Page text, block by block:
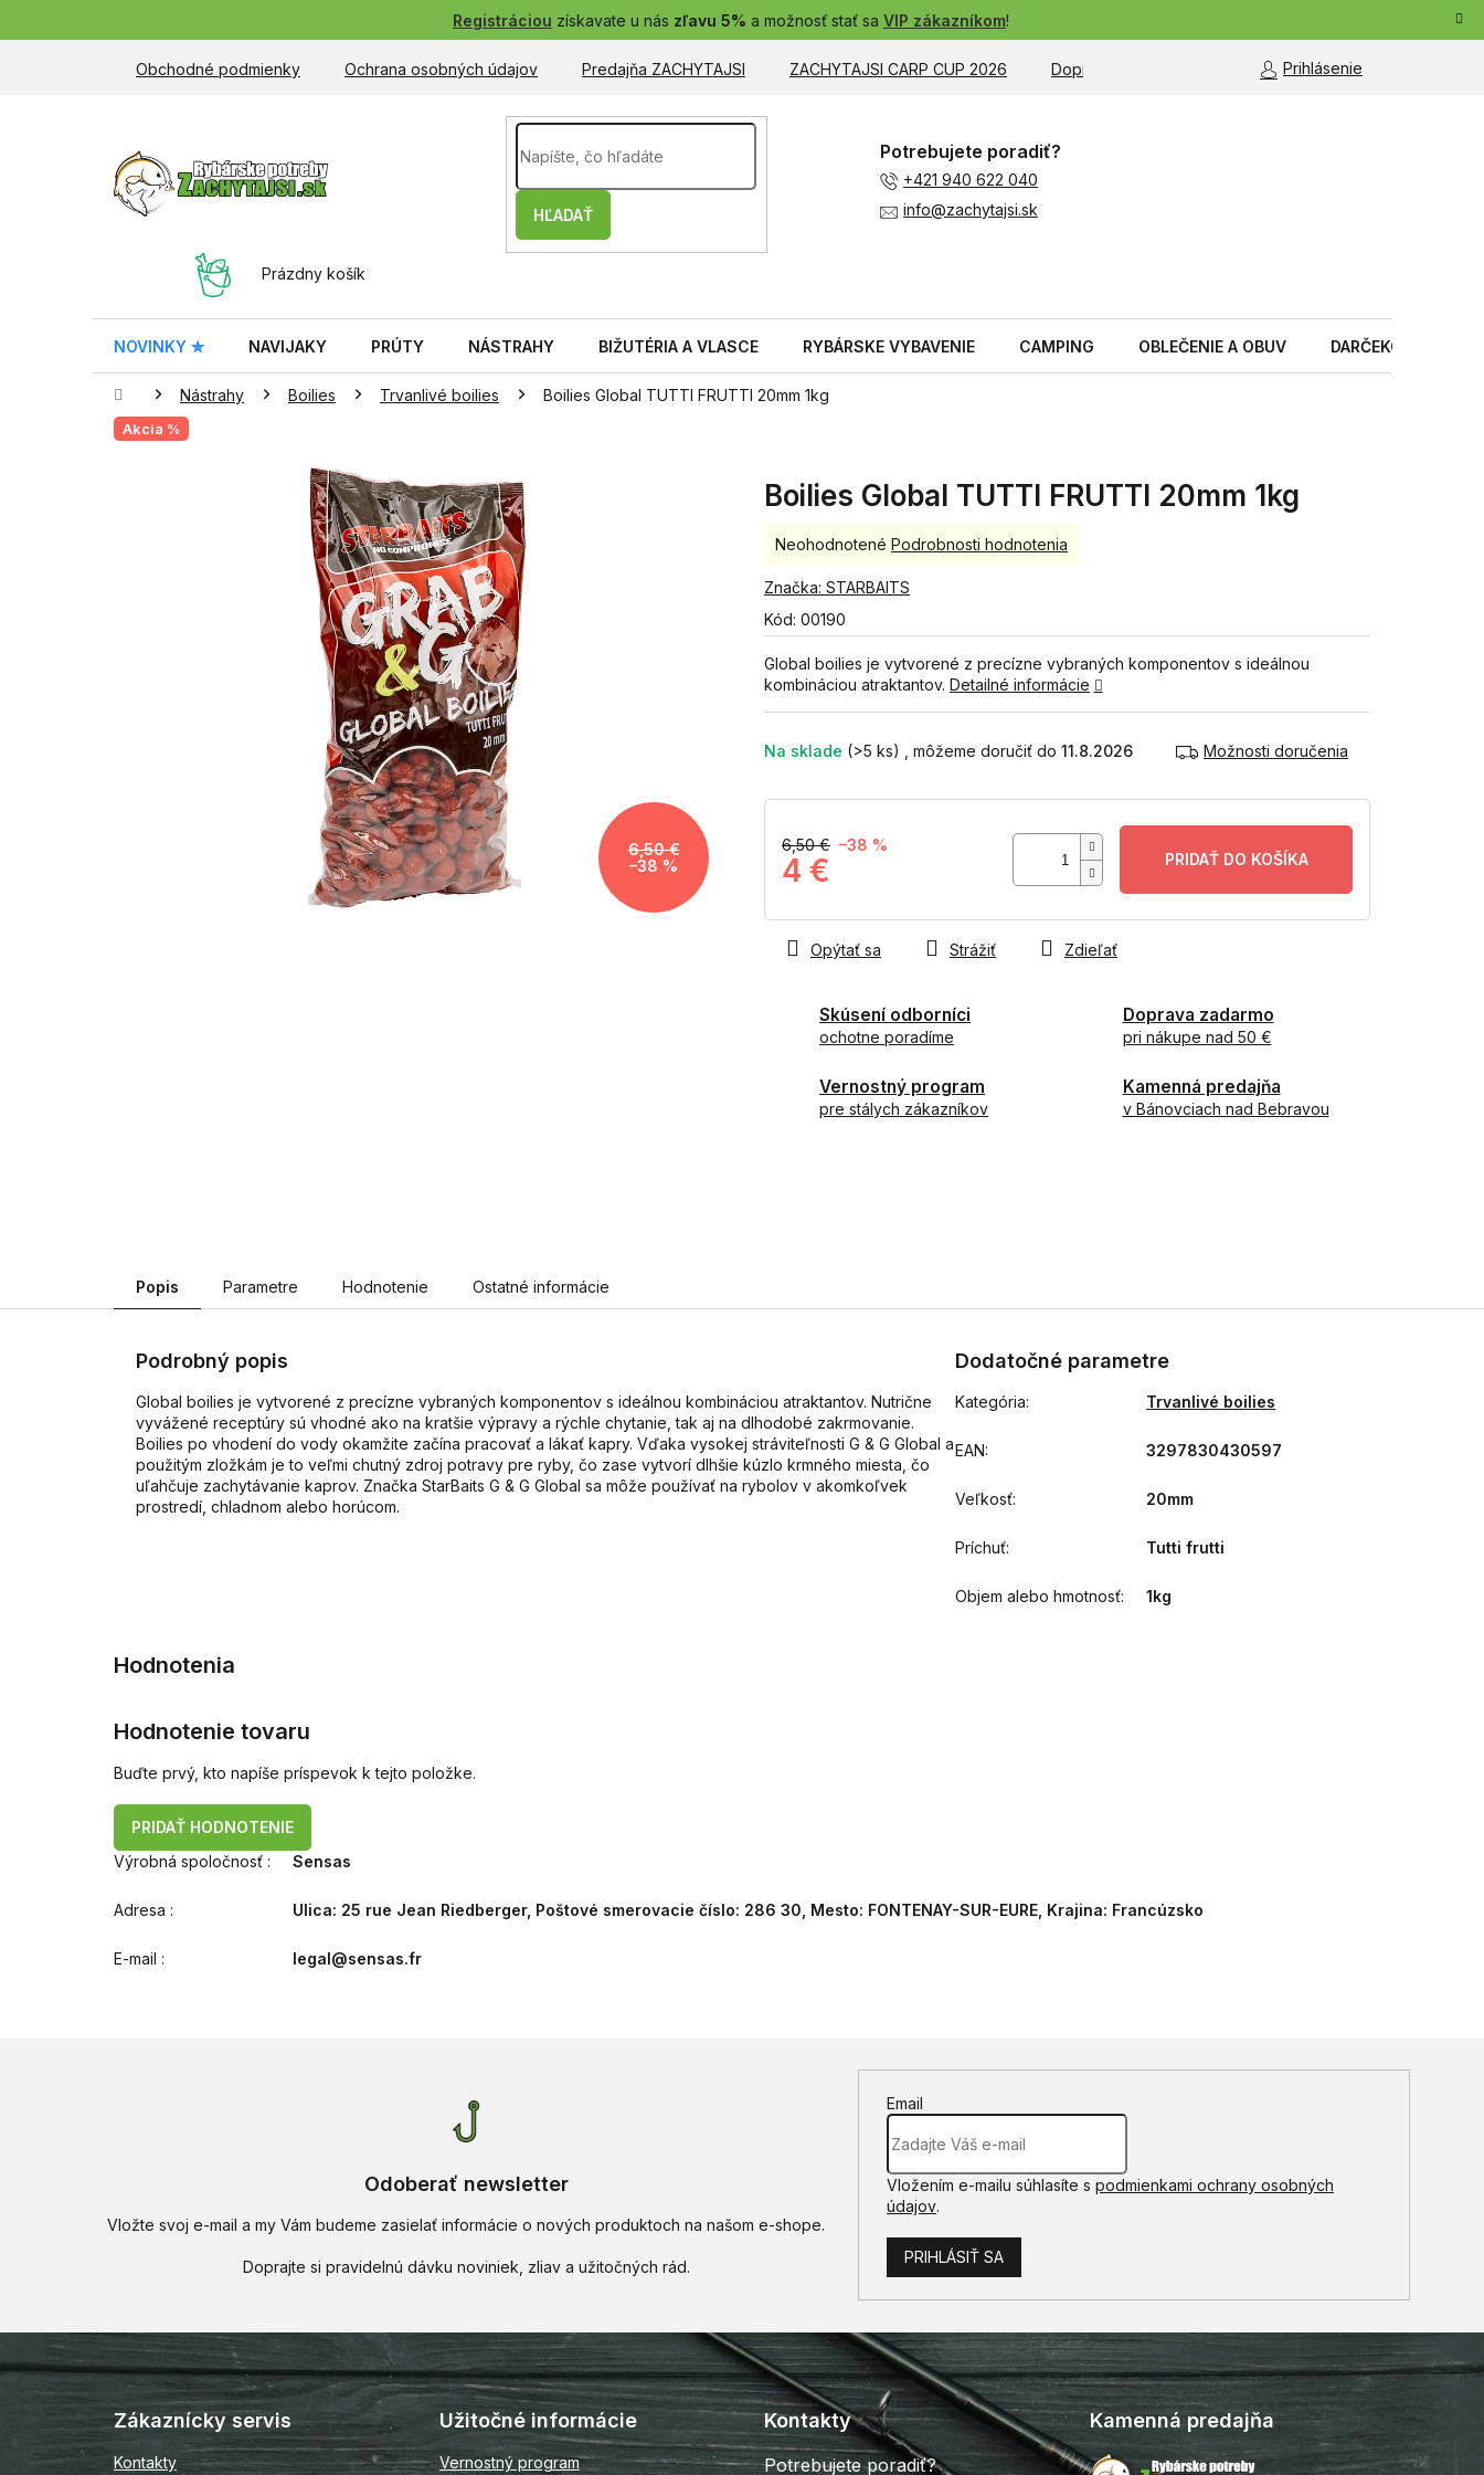
Registráciou získavate u nás zľavu 5% a možnosť stať sa VIP zákazníkom!
Obchodné podmienky Ochrana osobných údajov Predajňa ZACHYTAJSI ZACHYTAJSI CARP CUP 2026 Doprava a platba Moja objednávka
Prihlásenie
HĽADAŤ
Potrebujete poradiť?
+421 940 622 040
info@zachytajsi.sk
NÁKUPNÝ
Prázdny košík
NOVINKY ✮ NAVIJAKY PRÚTY NÁSTRAHY BIŽUTÉRIA A VLASCE RYBÁRSKE VYBAVENIE CAMPING OBLEČENIE A OBUV DARČEKOVÉ
DomovNástrahy Boilies Trvanlivé boilies Boilies Global TUTTI FRUTTI 20mm 1kg
Akcia %
6,50 €
–38 %
Boilies Global TUTTI FRUTTI 20mm 1kg
Kód: 00190
Na sklade (>5 ks) 11.8.2026 Možnosti doručenia
6,50 € –38 %
4 € PRIDAŤ DO KOŠÍKA
Skúsení odborníci
ochotne poradíme
Doprava zadarmo
pri nákupe nad 50 €
Vernostný program
pre stálych zákazníkov
Kamenná predajňa
v Bánovciach nad Bebravou
Global boilies je vytvorené z precízne vybraných komponentov s ideálnou
kombináciou atraktantov. Detailné informácie
Opýtať sa Strážiť Zdieľať
Priemerné
produktu
0,0
5
hviezdičiek.
Neohodnotené Podrobnosti hodnotenia
Značka: STARBAITS
Popis Parametre Hodnotenie Ostatné informácie
Podrobný popis
Global boilies je vytvorené z precízne vybraných komponentov s ideálnou kombináciou atraktantov. Nutrične
vyvážené receptúry sú vhodné ako na kratšie výpravy a rýchle chytanie, tak aj na dlhodobé zakrmovanie.
Boilies po vhodení do vody okamžite začína pracovať a lákať kapry. Vďaka vysokej stráviteľnosti G & G Global a
použitým zložkám je to veľmi chutný zdroj potravy pre ryby, čo zase vytvorí dlhšie kúzlo krmného miesta, čo
uľahčuje zachytávanie kaprov. Značka StarBaits G & G Global sa môže používať na rybolov v akomkoľvek
prostredí, chladnom alebo horúcom.
Dodatočné parametre
Kategória: Trvanlivé boilies
EAN: 3297830430597
Veľkosť: 20mm
Príchuť: Tutti frutti
Objem alebo hmotnosť: 1kg
Hodnotenie tovaru
Buďte prvý, kto napíše príspevok k tejto položke.
PRIDAŤ HODNOTENIE
Výrobná spoločnosť : Sensas
Adresa : Ulica: 25 rue Jean Riedberger, Poštové smerovacie číslo: 286 30, Mesto: FONTENAY-SUR-EURE, Krajina: Francúzsko
E-mail : legal@sensas.fr
Odoberať newsletter
Vložte svoj e-mail a my Vám budeme zasielať informácie o nových produktoch na našom e-shope.
Email
Vložením e-mailu súhlasíte s podmienkami ochrany osobných
údajov.
PRIHLÁSIŤ SA
Z
Zákaznícky servis
Kontakty
Užitočné informácie
Vernostný program
Kontakty
Potrebujete poradiť?
Kamenná predajňa